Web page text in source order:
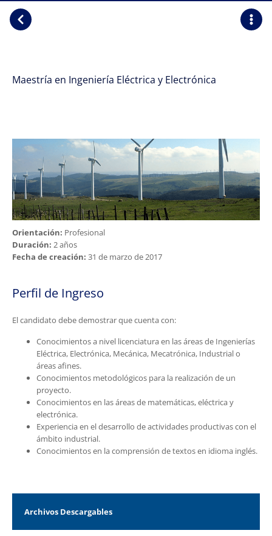
Maestría en Ingeniería Eléctrica y Electrónica
Orientación: Profesional
Duración: 2 años
Fecha de creación: 31 de marzo de 2017
Perfil de Ingreso
El candidato debe demostrar que cuenta con:
Conocimientos a nivel licenciatura en las áreas de Ingenierías
Eléctrica, Electrónica, Mecánica, Mecatrónica, Industrial o
áreas afines.
Conocimientos metodológicos para la realización de un
proyecto.
Conocimientos en las áreas de matemáticas, eléctrica y
electrónica.
Experiencia en el desarrollo de actividades productivas con el
ámbito industrial.
Conocimientos en la comprensión de textos en idioma inglés.
Archivos Descargables